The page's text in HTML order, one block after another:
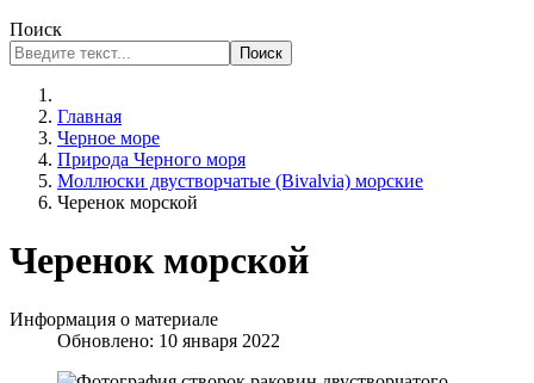
Поиск
Поиск
Главная
Черное море
Природа Черного моря
Моллюски двустворчатые (Bivalvia) морские
Черенок морской
Черенок морской
Информация о материале
Обновлено: 10 января 2022